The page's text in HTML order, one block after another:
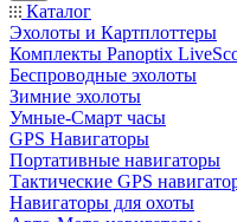
Каталог
Эхолоты и Картплоттеры
Комплекты Panoptix
Беспроводные эхолоты
Зимние эхолоты
Умные-Смарт часы
GPS Навигаторы
Портативные навигаторы
Тактические GPS
Навигаторы для охоты